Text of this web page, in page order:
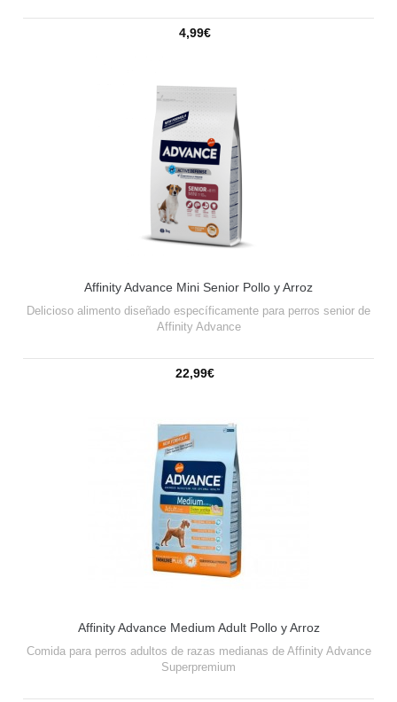
4,99€
Affinity Advance Mini Senior Pollo y Arroz
Delicioso alimento diseñado específicamente para perros senior de
Affinity Advance
22,99€
Affinity Advance Medium Adult Pollo y Arroz
Comida para perros adultos de razas medianas de Affinity Advance
Superpremium